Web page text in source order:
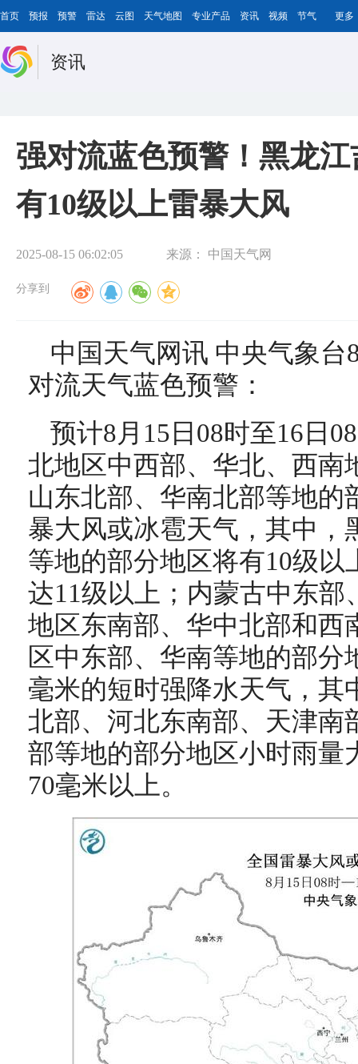
首页 预报 预警 雷达 云图 天气地图 专业产品 资讯 视频 节气 更多
资讯
强对流蓝色预警！黑龙
有10级以上雷暴大风
2025-08-15 06:02:05 来源： 中国天气网
分享到
中国天气网讯 中央气象台
对流天气蓝色预警：
预计8月15日08时至16日
北地区中西部、华北、西南
山东北部、华南北部等地的
暴大风或冰雹天气，其中，
等地的部分地区将有10级
达11级以上；内蒙古中东
地区东南部、华中北部和西
区中东部、华南等地的部分
毫米的短时强降水天气，其
北部、河北东南部、天津南
部等地的部分地区小时雨量
70毫米以上。